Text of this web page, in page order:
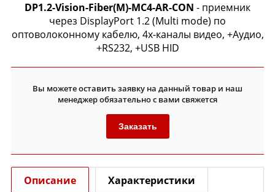
DP1.2-Vision-Fiber(M)-MC4-AR-CON - приемник
через DisplayPort 1.2 (Multi mode) по
оптоволоконному кабелю, 4х-каналы видео, +Аудио,
+RS232, +USB HID
Вы можете оставить заявку на данный товар и наш
менеджер обязательно с вами свяжется
Заказать
Описание Характеристики